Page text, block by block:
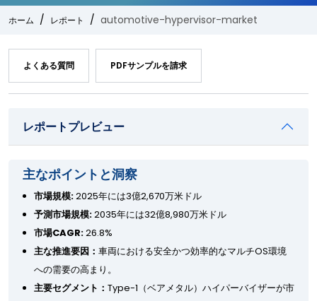
ホーム レポート automotive-hypervisor-market
よくある質問 PDFサンプルを請求
レポートプレビュー
主なポイントと洞察
市場規模:2025年には3億2,670万米ドル
予測市場規模:2035年には32億8,980万米ドル
市場CAGR:26.8%
主な推進要因： 車両における安全かつ効率的なマルチOS環境
への需要の高まり。
主要セグメント： Type-1（ベアメタル）ハイパーバイザーが市